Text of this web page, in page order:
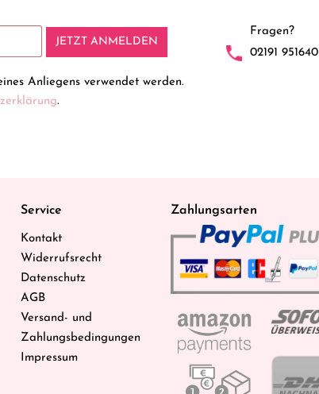
JETZT ANMELDEN
Anliegens verwendet werden.
.
Fragen?
02191 951640
Service
Kontakt
Widerrufsrecht
Datenschutz
AGB
Versand- und
Zahlungsbedingungen
Impressum
Zahlungsarten